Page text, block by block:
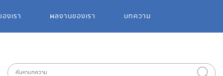
งเรา ผลงานของเรา บทความ